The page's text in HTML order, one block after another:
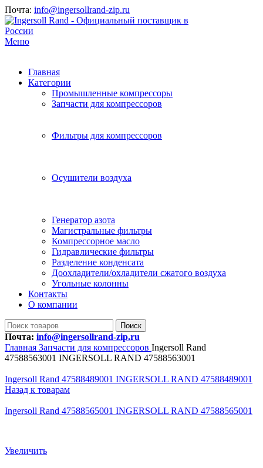
Почта: info@ingersollrand-zip.ru
Меню
Главная
Категории
Промышленные компрессоры
Запчасти для компрессоров
Фильтры для компрессоров
Осушители воздуха
Генератор азота
Магистральные фильтры
Компрессорное масло
Гидравлические фильтры
Разделение конденсата
Доохладители/охладители сжатого воздуха
Угольные колонны
Контакты
О компании
Поиск
Почта: info@ingersollrand-zip.ru
Главная Запчасти для компрессоров Ingersoll Rand
47588563001 INGERSOLL RAND 47588563001
Ingersoll Rand 47588489001 INGERSOLL RAND 47588489001
Назад к товарам
Ingersoll Rand 47588565001 INGERSOLL RAND 47588565001
Увеличить